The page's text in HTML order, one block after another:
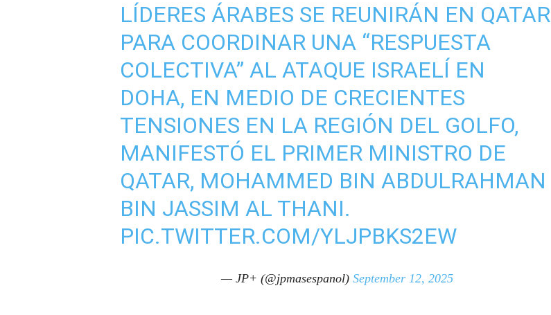
LÍDERES ÁRABES SE REUNIRÁN EN QATAR
PARA COORDINAR UNA “RESPUESTA
COLECTIVA” AL ATAQUE ISRAELÍ EN
DOHA, EN MEDIO DE CRECIENTES
TENSIONES EN LA REGIÓN DEL GOLFO,
MANIFESTÓ EL PRIMER MINISTRO DE
QATAR, MOHAMMED BIN ABDULRAHMAN
BIN JASSIM AL THANI.
PIC.TWITTER.COM/YLJPBKS2EW
— JP+ (@jpmasespanol) September 12, 2025